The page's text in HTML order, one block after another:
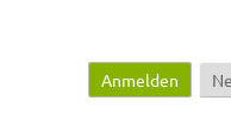
Haupt-Reiter
Anmelden